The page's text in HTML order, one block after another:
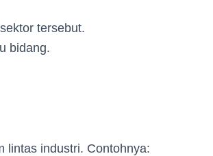
tersebut.
bidang.
lintas industri. Contohnya: